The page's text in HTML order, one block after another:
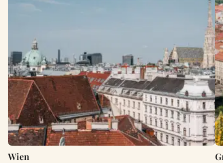
Wien